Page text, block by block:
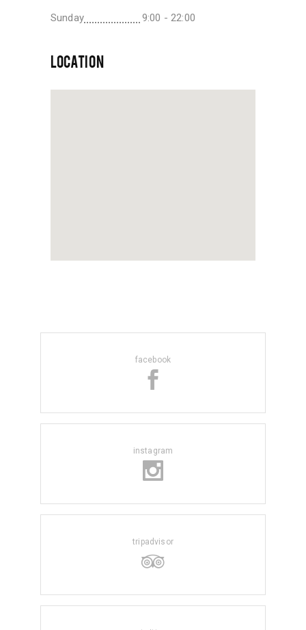
Sunday 9:00 - 22:00
LOCATION
facebook
instagram
tripadvisor